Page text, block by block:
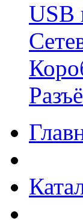
USB